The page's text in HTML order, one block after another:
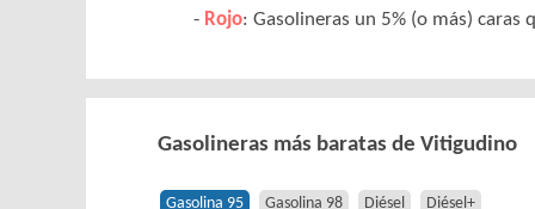
Rojo: Gasolineras un 5% (o más)
Gasolineras más baratas de Vitigudino
Gasolina 95 Gasolina 98 Diésel Diésel+